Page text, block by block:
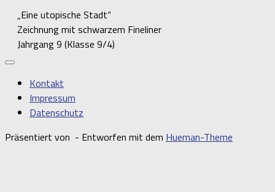
„Eine utopische Stadt“
Zeichnung mit schwarzem Fineliner
Jahrgang 9 (Klasse 9/4)
Kontakt
Impressum
Datenschutz
Präsentiert von - Entworfen mit dem Hueman-Theme